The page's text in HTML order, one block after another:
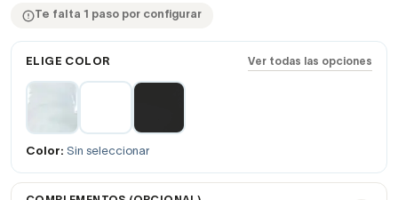
Te falta 1 paso por configurar
ELIGE COLOR Ver todas las opciones
Color: Sin seleccionar